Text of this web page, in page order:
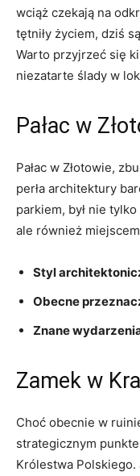
wciąż ‍czekają na
tętniły życiem, dziś
⁢Warto przyjrzeć się
niezatarte ⁢ślady w⁤
Pałac ​w
Pałac w‍ Złotowie,
‌perła architektury
parkiem, był nie
‍ale również
Styl
Obecne
Znane
Zamek w⁤
Choć obecnie w
strategicznym
Królestwa